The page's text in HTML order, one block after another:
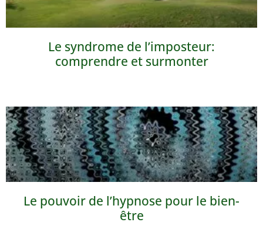
Le syndrome de l’imposteur:
comprendre et surmonter
Le pouvoir de l’hypnose pour le bien-
être